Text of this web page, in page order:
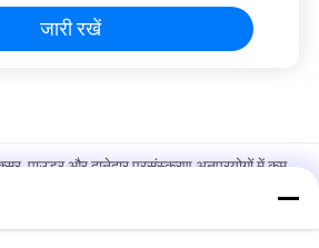
जारी रखें
पाउडर और दानेदार प्रसंस्करण अनुप्रयोगों में कम
के लिए डिज़ाइन किया गया
सूखे पाउडर मिश्रण के लिए वी टाइप पाउडर मिक्सर,